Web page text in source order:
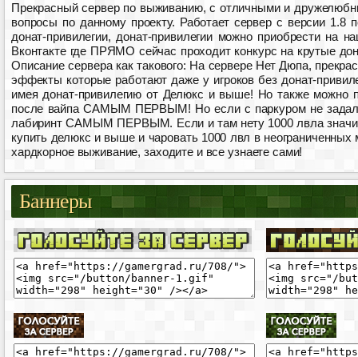
Прекрасный сервер по выживанию, с отличными и
вопросы по данному проекту. Работает сервер с версии
донат-привилегии, донат-привилегии можно приобрести на
Вконтакте где ПРЯМО сейчас проходит конкурс на крутые
Описание сервера как такового: На сервере Нет Дюпа,
эффекты которые работают даже у игроков без донат-
имея донат-привилегию от Делюкс и выше! Но также можно
после вайпа САМЫМ ПЕРВЫМ! Но если с паркуром не
лабиринт САМЫМ ПЕРВЫМ. Если и там нету 1000 лвла
купить делюкс и выше и чаровать 1000 лвл в
хардкорное выживание, заходите и все узнаете сами!
Баннеры